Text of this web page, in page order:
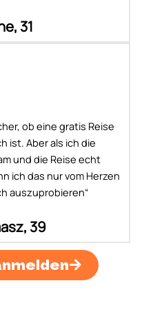
31
ob eine gratis Reise
ist. Aber als ich die
und die Reise echt
ich das nur vom Herzen
auszuprobieren“
39